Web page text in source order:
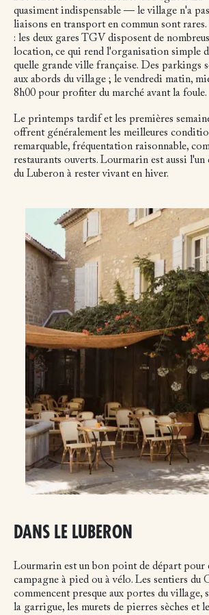
quasiment indispensable — le village n'a
liaisons en transport en commun sont
: les deux gares TGV disposent de
location, ce qui rend l'organisation simple
quelle grande ville française. Des parkings
aux abords du village ; le vendredi matin,
8h00 pour profiter du marché avant la foule.
Le printemps tardif et les premières
offrent généralement les meilleures
remarquable, fréquentation raisonnable,
restaurants ouverts. Lourmarin est aussi l'un
du Luberon à rester vivant en hiver.
DANS LE LUBERON
Lourmarin est un bon point de départ pour
campagne à pied ou à vélo. Les sentiers du
commencent presque aux portes du village,
la garrigue, les murets de pierres sèches et